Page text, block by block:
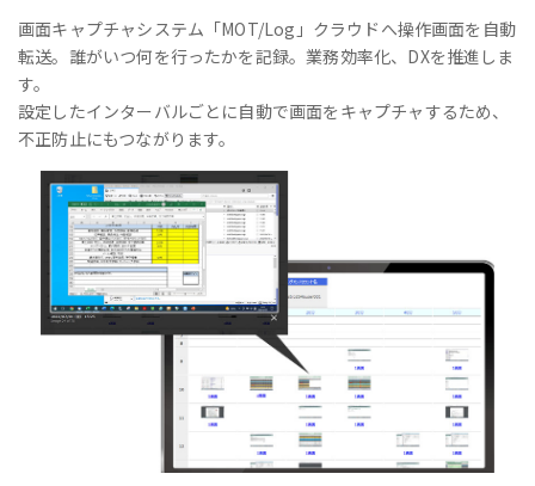
画面キャプチャシステム「MOT/Log」クラウドへ操作画面を自動
転送。誰がいつ何を行ったかを記録。業務効率化、DXを推進しま
す。
設定したインターバルごとに自動で画面をキャプチャするため、
不正防止にもつながります。